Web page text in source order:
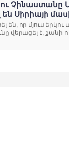
Չինաստանը
Սիրիայի
են, որ մյուս
վերացել է, քանի